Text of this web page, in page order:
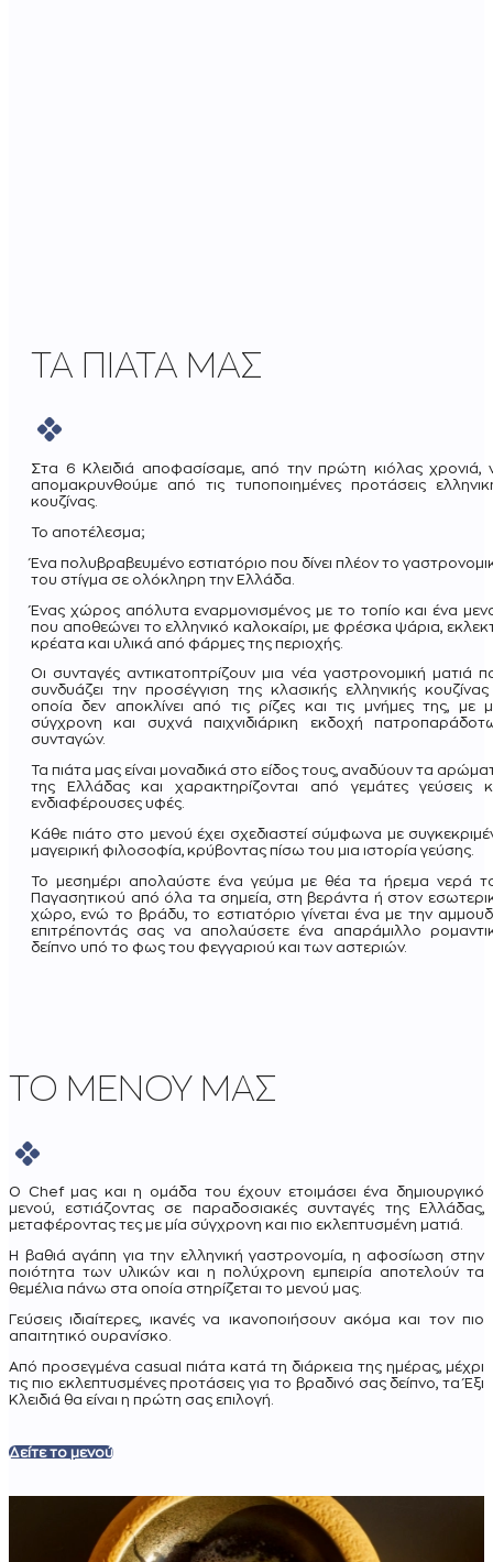
ΤΑ ΠΙΑΤΑ ΜΑΣ
Στα 6 Κλειδιά αποφασίσαμε, από την πρώτη κιόλας χρονιά,
απομακρυνθούμε από τις τυποποιημένες προτάσεις
κουζίνας.
Το αποτέλεσμα;
Ένα πολυβραβευμένο εστιατόριο που δίνει πλέον το
του στίγμα σε ολόκληρη την Ελλάδα.
Ένας χώρος απόλυτα εναρμονισμένος με το τοπίο και ένα
που αποθεώνει το ελληνικό καλοκαίρι, με φρέσκα ψάρια,
κρέατα και υλικά από φάρμες της περιοχής.
Οι συνταγές αντικατοπτρίζουν μια νέα γαστρονομική ματιά
συνδυάζει την προσέγγιση της κλασικής ελληνικής
οποία δεν αποκλίνει από τις ρίζες και τις μνήμες της, με
σύγχρονη και συχνά παιχνιδιάρικη εκδοχή
συνταγών.
Τα πιάτα μας είναι μοναδικά στο είδος τους, αναδύουν τα
της Ελλάδας και χαρακτηρίζονται από γεμάτες γεύσεις
ενδιαφέρουσες υφές.
Κάθε πιάτο στο μενού έχει σχεδιαστεί σύμφωνα με
μαγειρική φιλοσοφία, κρύβοντας πίσω του μια ιστορία γεύσης.
Το μεσημέρι απολαύστε ένα γεύμα με θέα τα ήρεμα νερά
Παγασητικού από όλα τα σημεία, στη βεράντα ή στον
χώρο, ενώ το βράδυ, το εστιατόριο γίνεται ένα με την
επιτρέποντάς σας να απολαύσετε ένα απαράμιλλο
δείπνο υπό το φως του φεγγαριού και των αστεριών.
ΤΟ ΜΕΝΟΥ ΜΑΣ
Ο Chef μας και η ομάδα του έχουν ετοιμάσει ένα δημιουργικό
μενού, εστιάζοντας σε παραδοσιακές συνταγές της Ελλάδας,
μεταφέροντας τες με μία σύγχρονη και πιο εκλεπτυσμένη ματιά.
Η βαθιά αγάπη για την ελληνική γαστρονομία, η αφοσίωση στην
ποιότητα των υλικών και η πολύχρονη εμπειρία αποτελούν τα
θεμέλια πάνω στα οποία στηρίζεται το μενού μας.
Γεύσεις ιδιαίτερες, ικανές να ικανοποιήσουν ακόμα και τον πιο
απαιτητικό ουρανίσκο.
Από προσεγμένα casual πιάτα κατά τη διάρκεια της ημέρας, μέχρι
τις πιο εκλεπτυσμένες προτάσεις για το βραδινό σας δείπνο, τα Έξι
Κλειδιά θα είναι η πρώτη σας επιλογή.
Δείτε το μενού